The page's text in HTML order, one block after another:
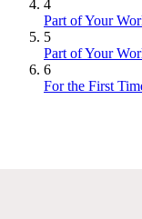
4
Part of Your
5
Part of Your
6
For the First